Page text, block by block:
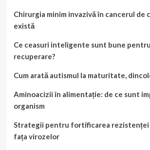
Chirurgia minim invazivă în cancerul de
există
Ce ceasuri inteligente sunt bune
recuperare?
Cum arată autismul la maturitate,
Aminoacizii în alimentație: de ce sunt
organism
Strategii pentru fortificarea rezistenței
fața virozelor